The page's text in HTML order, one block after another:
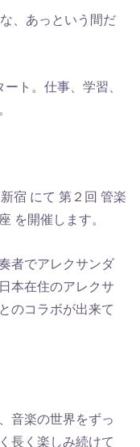
、あっという間だ
ト。仕事、学習、
宿 にて 第２回 管楽
を開催します。
者でアレクサンダ
本在住のアレクサ
のコラボが出来て
音楽の世界をずっ
長く楽しみ続けて